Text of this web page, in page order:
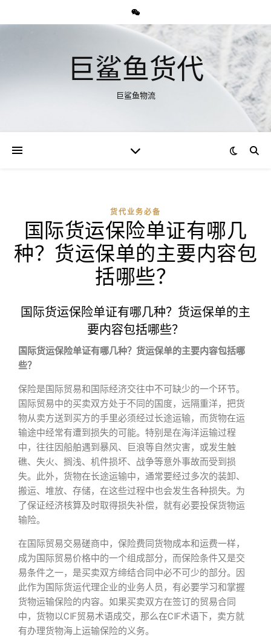
巨鲨鱼货代
巨鲨鱼物流
货代业务必备
国际货运保险单证有哪几
种？货运保单的主要内容包
括哪些？
国际货运保险单证有哪几种？货运保单的主
要内容包括哪些？
国际货运保险单证有哪几种？货运保单的主要内容包括哪
些？
保险是国际贸易和国际经济交往中不可缺少的一个环节。
国际贸易中的买卖双方处于不同的国度，远隔重洋，把货
物从卖方送到买方的手里必须经过长途运输，而货物在运
输途中经常有遭到损失的可能。特别是在海洋运输过程
中，往往因船舶遇到暴风、巨浪等自然灾害，或发生触
礁、失火、搁浅、机件损坏、战争等意外事故而受到损
失。此外，货物在长途运输中，通常要经过多次的装卸、
搬运、堆放、存储，在这些过程中也会发生各种损失。为
了保证经济核算及时取得损失补偿，就有必要投保货物运
输险。
在国际贸易交易磋商中，保险费同货物成本和运费一样，
成为国际贸易价格中的一个组成部分，而保险条件又是交
易条件之一，是买卖双方缔结合同中必不可少的部分。因
此作为国际货运代理企业的业务人员，有必要学习和掌握
货物运输保险的内容。如果买卖双方在签订的贸易合同
中，货物以CIF贸易术语成交，那么在CIF术语下，卖方就
有办理货物海上运输保险的义务。